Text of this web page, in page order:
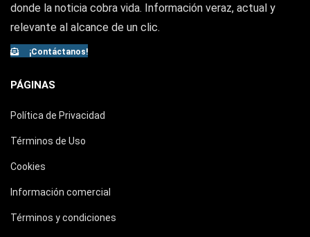
donde la noticia cobra vida. Información veraz, actual y
relevante al alcance de un clic.
¡Contáctanos!
PÁGINAS
Política de Privacidad
Términos de Uso
Cookies
Información comercial
Términos y condiciones